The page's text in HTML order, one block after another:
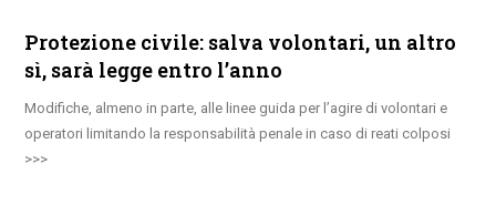
Protezione civile: salva volontari, un altro
sì, sarà legge entro l’anno
Modifiche, almeno in parte, alle linee guida per l’agire di volontari e
operatori limitando la responsabilità penale in caso di reati colposi